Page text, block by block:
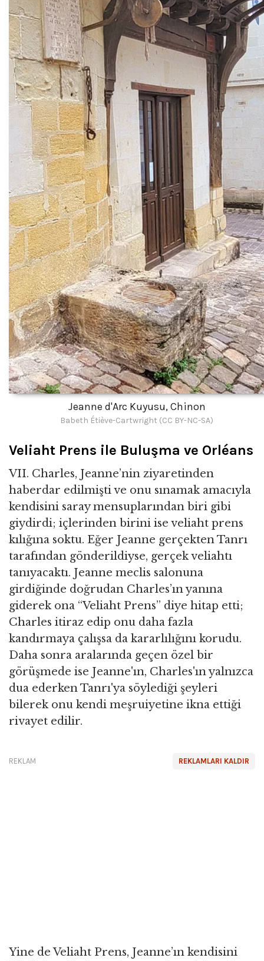
Jeanne d'Arc Kuyusu, Chinon
Babeth Étiève-Cartwright (CC BY-NC-SA)
Veliaht Prens ile Buluşma ve Orléans
VII. Charles, Jeanne’nin ziyaretinden
haberdar edilmişti ve onu sınamak amacıyla
kendisini saray mensuplarından biri gibi
giydirdi; içlerinden birini ise veliaht prens
kılığına soktu. Eğer Jeanne gerçekten Tanrı
tarafından gönderildiyse, gerçek veliahtı
tanıyacaktı. Jeanne meclis salonuna
girdiğinde doğrudan Charles’ın yanına
giderek ona “Veliaht Prens” diye hitap etti;
Charles itiraz edip onu daha fazla
kandırmaya çalışsa da kararlılığını korudu.
Daha sonra aralarında geçen özel bir
görüşmede ise Jeanne'ın, Charles'ın yalnızca
dua ederken Tanrı'ya söylediği şeyleri
bilerek onu kendi meşruiyetine ikna ettiği
rivayet edilir.
REKLAMLARI KALDIR
REKLAM
Yine de Veliaht Prens, Jeanne’ın kendisini